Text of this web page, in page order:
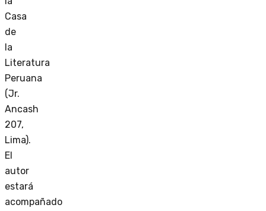
Casa
de
la
Literatura
Peruana
(Jr.
Ancash
207,
Lima).
El
autor
estará
acompañado